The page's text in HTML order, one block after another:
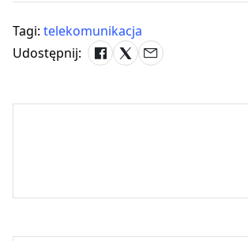
Tagi: telekomunikacja
Udostępnij: